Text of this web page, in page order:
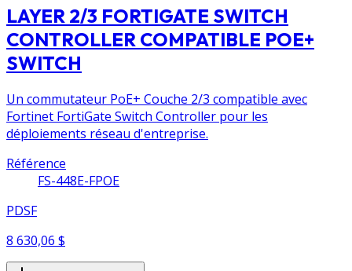
LAYER 2/3 FORTIGATE SWITCH
CONTROLLER COMPATIBLE POE+
SWITCH
Un commutateur PoE+ Couche 2/3 compatible avec
Fortinet FortiGate Switch Controller pour les
déploiements réseau d'entreprise.
Référence
FS-448E-FPOE
PDSF
8 630,06 $